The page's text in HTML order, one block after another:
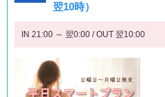
翌10時）
IN 21:00 ～ 翌0:00 / OUT 翌10:00